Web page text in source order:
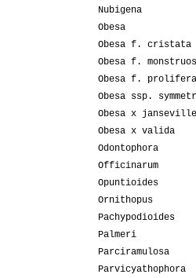
Nubigena
Obesa
Obesa f. cristata
Obesa f.
Obesa f. prolifera
Obesa ssp.
Obesa x
Obesa x valida
Odontophora
Officinarum
Opuntioides
Ornithopus
Pachypodioides
Palmeri
Parciramulosa
Parvicyathophora